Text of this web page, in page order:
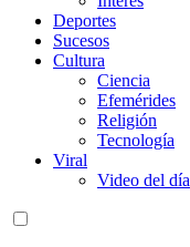
Deportes
Sucesos
Cultura
Ciencia
Efemérides
Religión
Tecnología
Viral
Video del día